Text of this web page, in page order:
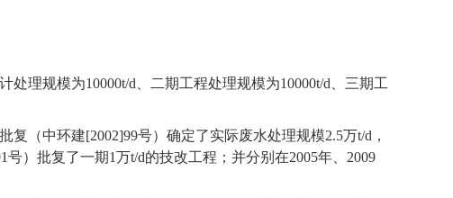
处理规模为10000t/d 、二期工程处理规模为10000t/d 、三期工
复（中环建[2002]99号）确定了实际废水处理规模2.5万t/d ，
号）批复了一期1万t/d的技改工程；并分别在2005年、 2009